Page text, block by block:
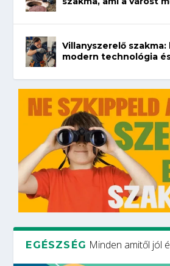
Villanyszerelő
modern technológia
EGÉSZSÉG Minden amitől jól